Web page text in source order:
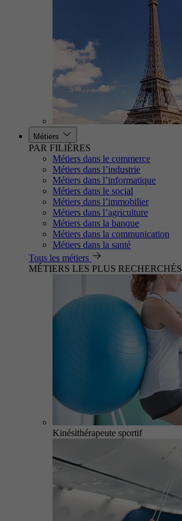
Métiers
PAR FILIÈRES
Métiers dans le commerce
Métiers dans l’industrie
Métiers dans l’informatique
Métiers dans le social
Métiers dans l’immobilier
Métiers dans l’agriculture
Métiers dans la banque
Métiers dans la communication
Métiers dans la santé
Tous les métiers
MÉTIERS LES PLUS RECHERCHÉS
Kinésithérapeute sportif